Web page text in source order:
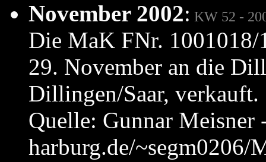
November 2002: KW 52 -
Die MaK FNr.
29. November an die
Dillingen/Saar, verkauft.
Quelle: Gunnar
harburg.de/~segm0206/